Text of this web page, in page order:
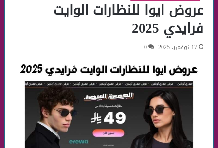
عروض ايوا للنظارات الوايت
فرايدي 2025
17 نوفمبر، 2025 0